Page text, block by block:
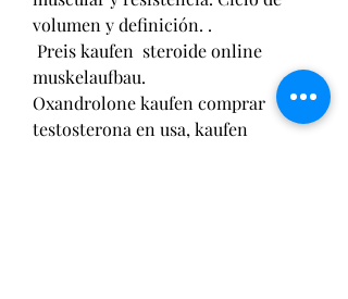
volumen y definición. .
muskelaufbau.
Oxandrolone kaufen comprar
testosterona en usa, kaufen